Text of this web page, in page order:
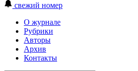
свежий номер
О журнале
Рубрики
Авторы
Архив
Контакты